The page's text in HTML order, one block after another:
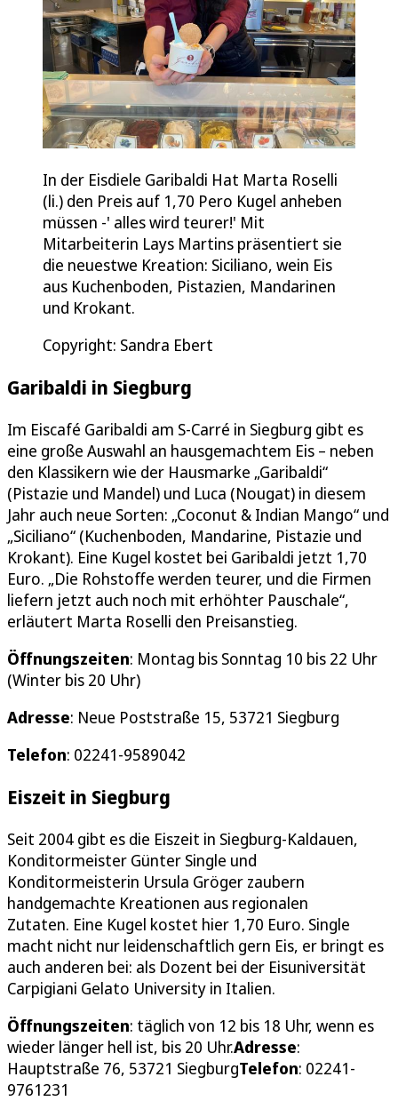
In der Eisdiele Garibaldi Hat Marta Roselli
(li.) den Preis auf 1,70 Pero Kugel anheben
müssen -' alles wird teurer!' Mit
Mitarbeiterin Lays Martins präsentiert sie
die neuestwe Kreation: Siciliano, wein Eis
aus Kuchenboden, Pistazien, Mandarinen
und Krokant.
Copyright: Sandra Ebert
Garibaldi in Siegburg
Im Eiscafé Garibaldi am S-Carré in Siegburg gibt es
eine große Auswahl an hausgemachtem Eis – neben
den Klassikern wie der Hausmarke „Garibaldi“
(Pistazie und Mandel) und Luca (Nougat) in diesem
Jahr auch neue Sorten: „Coconut & Indian Mango“ und
„Siciliano“ (Kuchenboden, Mandarine, Pistazie und
Krokant). Eine Kugel kostet bei Garibaldi jetzt 1,70
Euro. „Die Rohstoffe werden teurer, und die Firmen
liefern jetzt auch noch mit erhöhter Pauschale“,
erläutert Marta Roselli den Preisanstieg.
Öffnungszeiten: Montag bis Sonntag 10 bis 22 Uhr
(Winter bis 20 Uhr)
Adresse: Neue Poststraße 15, 53721 Siegburg
Telefon: 02241-9589042
Eiszeit in Siegburg
Seit 2004 gibt es die Eiszeit in Siegburg-Kaldauen,
Konditormeister Günter Single und
Konditormeisterin Ursula Gröger zaubern
handgemachte Kreationen aus regionalen
Zutaten. Eine Kugel kostet hier 1,70 Euro. Single
macht nicht nur leidenschaftlich gern Eis, er bringt es
auch anderen bei: als Dozent bei der Eisuniversität
Carpigiani Gelato University in Italien.
Öffnungszeiten: täglich von 12 bis 18 Uhr, wenn es
wieder länger hell ist, bis 20 Uhr.Adresse:
Hauptstraße 76, 53721 SiegburgTelefon: 02241-
9761231